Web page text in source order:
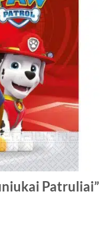
Patruliai”